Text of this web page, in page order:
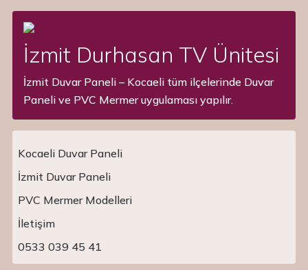
İzmit Durhasan TV Ünitesi
İzmit Duvar Paneli – Kocaeli tüm ilçelerinde Duvar
Paneli ve PVC Mermer uygulaması yapılır.
Main Navigation
Kocaeli Duvar Paneli
İzmit Duvar Paneli
PVC Mermer Modelleri
İletişim
0533 039 45 41